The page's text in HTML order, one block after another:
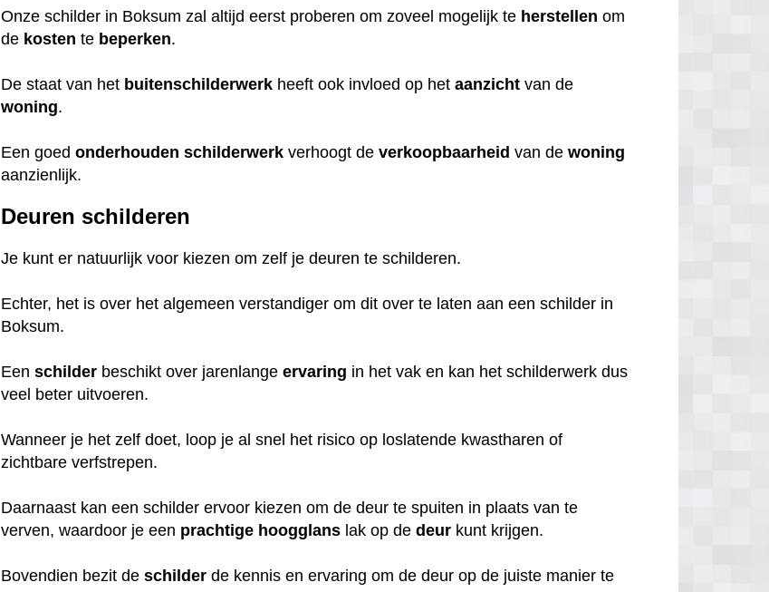
Onze schilder in Boksum zal altijd eerst proberen om zoveel mogelijk te herstellen om
de kosten te beperken.
De staat van het buitenschilderwerk heeft ook invloed op hetaanzicht van de
woning.
Een goedonderhouden schilderwerk verhoogt deverkoopbaarheid van dewoning
aanzienlijk.
Deuren schilderen
Je kunt er natuurlijk voor kiezen om zelf je deuren te schilderen.
Echter, het is over het algemeen verstandiger om dit over te laten aan een schilder in
Boksum.
Eenschilder beschikt over jarenlangeervaring in het vak en kan het schilderwerk dus
veel beter uitvoeren.
Wanneer je het zelf doet, loop je al snel het risico op loslatende kwastharen of
zichtbare verfstrepen.
Daarnaast kan een schilder ervoor kiezen om de deur te spuiten in plaats van te
verven, waardoor je een prachtige hoogglans lak op dedeur kunt krijgen.
Bovendien bezit deschilder de kennis en ervaring om de deur op de juiste manier te